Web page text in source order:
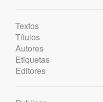
Textos
Títulos
Autores
Etiquetas
Editores